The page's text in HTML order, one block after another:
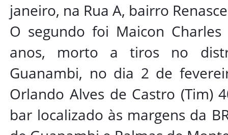
janeiro, na Rua A, bairro
O segundo foi Maicon
anos, morto a tiros no
Guanambi, no dia 2 de
Orlando Alves de Castro (Tim)
bar localizado às margens da